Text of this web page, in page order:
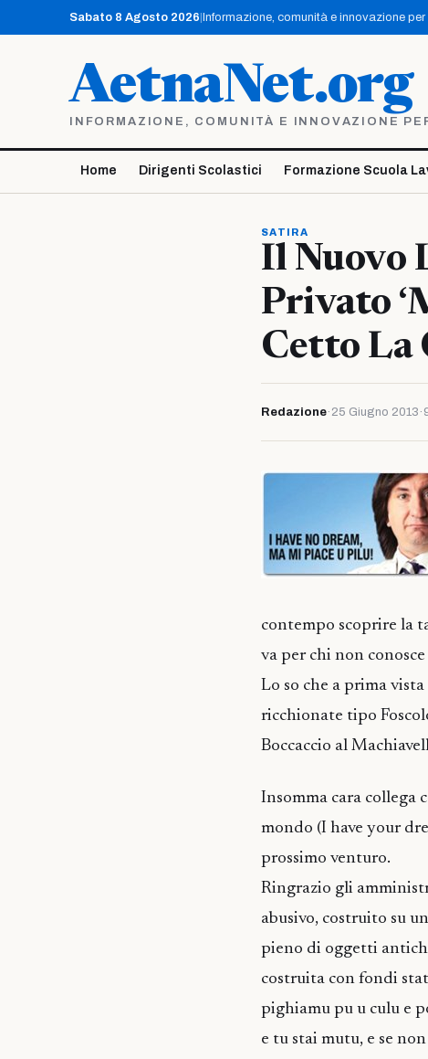
contenuto
Sabato 8 Agosto 2026 Informazione, comunità e innovazione
AetnaNet.org
INFORMAZIONE, COMUNITÀ E INNOVAZIONE
Home Dirigenti Scolastici Formazione Scuola
SATIRA
Il Nuovo
Privato
Cetto La
Redazione· 25 Giugno 2013 ·
contempo scoprire la
va per chi non
Lo so che a prima
ricchionate tipo
Boccaccio al
Insomma cara
mondo (I have your
prossimo venturo.
Ringrazio gli
abusivo, costruito su
pieno di oggetti
costruita con fondi
pighiamu pu u culu e
e tu stai mutu, e se